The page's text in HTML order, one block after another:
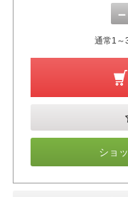
－
通常1～
ショ